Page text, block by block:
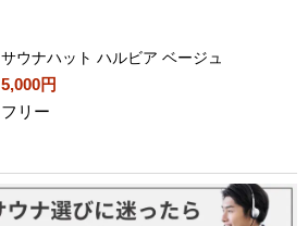
サウナハット ハルビア ベージュ
5,000円
フリー